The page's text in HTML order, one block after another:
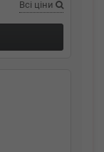
Всі ціни